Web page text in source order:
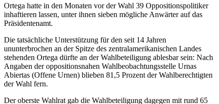
Ortega hatte in den Monaten vor der Wahl 39 Oppositionspolitiker
inhaftieren lassen, unter ihnen sieben mögliche Anwärter auf das
Präsidentenamt.
Die tatsächliche Unterstützung für den seit 14 Jahren
ununterbrochen an der Spitze des zentralamerikanischen Landes
stehenden Ortega dürfte an der Wahlbeteiligung ablesbar sein: Nach
Angaben der oppositionsnahen Wahlbeobachtungsstelle Urnas
Abiertas (Offene Urnen) blieben 81,5 Prozent der Wahlberechtigten
der Wahl fern.
Der oberste Wahlrat gab die Wahlbeteiligung dagegen mit rund 65